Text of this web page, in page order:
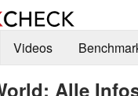
Videos
Alle